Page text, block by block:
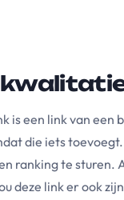
is een link van
die iets
ranking te sturen.
deze link er ook